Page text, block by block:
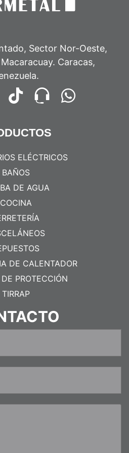
Sector Nor-Oeste,
Caracas,
ELÉCTRICOS
BAÑOS
DE AGUA
COCINA
DE CALENTADOR
PROTECCIÓN
TIRRAP